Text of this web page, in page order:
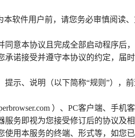
软件用户前，请您务必审慎阅读
意本协议且完成全部启动程序后
诺接受并遵守本协议的约定，届
示、说明（以下简称“规则”），
）、PC客户端、手机
务即视为您接受修订后的协议及相
用本服务的终端、形式等，如您